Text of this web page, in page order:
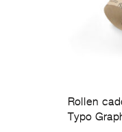
Rollen
Typo